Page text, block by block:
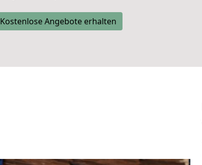
Kostenlose Angebote erhalten